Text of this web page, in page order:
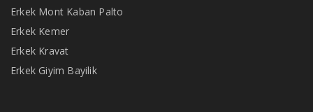
Erkek Mont Kaban Palto
Erkek Kemer
Erkek Kravat
Erkek Giyim Bayilik